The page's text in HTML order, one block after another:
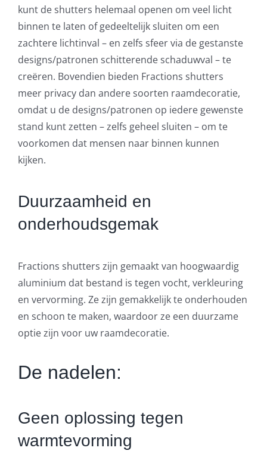
kunt de shutters helemaal openen om veel licht
binnen te laten of gedeeltelijk sluiten om een
zachtere lichtinval – en zelfs sfeer via de gestanste
designs/patronen schitterende schaduwval – te
creëren. Bovendien bieden Fractions shutters
meer privacy dan andere soorten raamdecoratie,
omdat u de designs/patronen op iedere gewenste
stand kunt zetten – zelfs geheel sluiten – om te
voorkomen dat mensen naar binnen kunnen
kijken.
Duurzaamheid en
onderhoudsgemak
Fractions shutters zijn gemaakt van hoogwaardig
aluminium dat bestand is tegen vocht, verkleuring
en vervorming. Ze zijn gemakkelijk te onderhouden
en schoon te maken, waardoor ze een duurzame
optie zijn voor uw raamdecoratie.
De nadelen:
Geen oplossing tegen
warmtevorming